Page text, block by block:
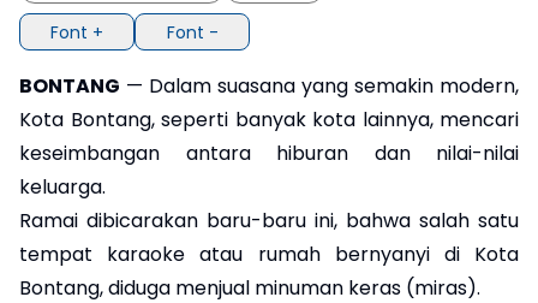
Font + Font -
BONTANG — Dalam suasana yang semakin modern,
Kota Bontang, seperti banyak kota lainnya, mencari
keseimbangan antara hiburan dan nilai-nilai
keluarga.
Ramai dibicarakan baru-baru ini, bahwa salah satu
tempat karaoke atau rumah bernyanyi di Kota
Bontang, diduga menjual minuman keras (miras).